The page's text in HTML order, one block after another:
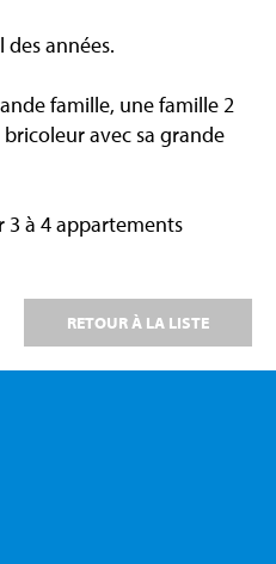
années.
famille, une famille 2
avec sa grande
à 4 appartements
RETOUR À LA LISTE